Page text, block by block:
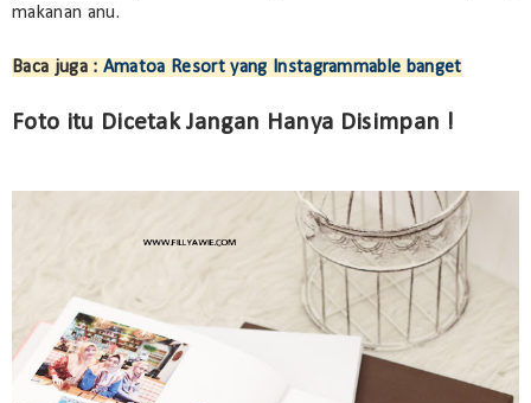
makanan anu.
Baca juga : Amatoa Resort yang Instagrammable banget
Foto itu Dicetak Jangan Hanya Disimpan !